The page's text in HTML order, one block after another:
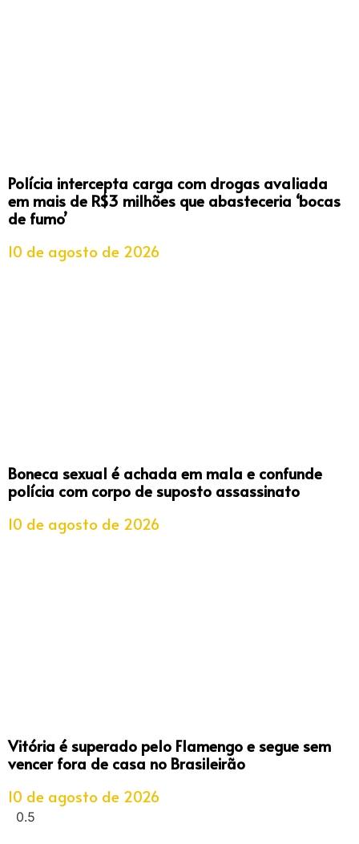
Polícia intercepta carga com drogas avaliada
em mais de R$3 milhões que abasteceria ‘bocas
de fumo’
10 de agosto de 2026
Boneca sexual é achada em mala e confunde
polícia com corpo de suposto assassinato
10 de agosto de 2026
Vitória é superado pelo Flamengo e segue sem
vencer fora de casa no Brasileirão
10 de agosto de 2026